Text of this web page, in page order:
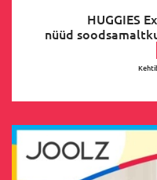
HUGGIES
nüüd